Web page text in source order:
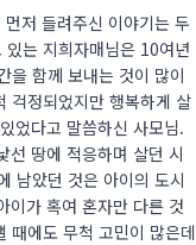
저 들려주신 이야기는 두
는 지희자매님은 10여년
을 함께 보내는 것이 많이
걱정되었지만 행복하게 살
었다고 말씀하신 사모님.
선 땅에 적응하며 살던 시
남았던 것은 아이의 도시
이가 혹여 혼자만 다른 것
때에도 무척 고민이 많은데